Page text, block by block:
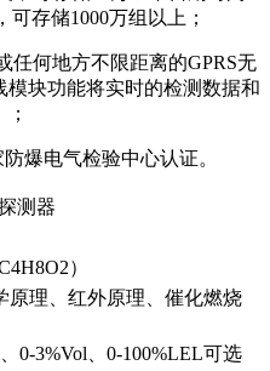
存储1000万组以上；
何地方不限距离的GPRS无
块功能将实时的检测数据和
爆电气检验中心认证。
测器
）
原理、红外原理、催化燃烧
0-3%Vol、0-100%LEL可选